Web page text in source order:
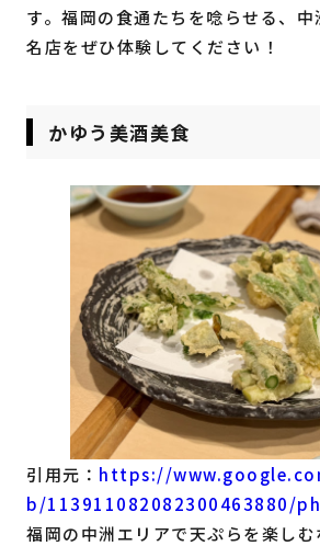
す。福岡の食通たちを唸らせる、
名店をぜひ体験してください！
かゆう美酒美食
引用元： https://
b/113911082082300463880/
福岡の中洲エリアで天ぷらを楽し